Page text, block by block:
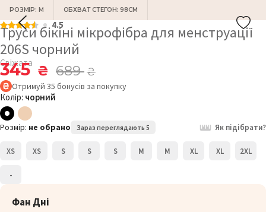
РОЗМІР: M ОБХВАТ СТЕГОН: 98СМ
4.5
Труси бікіні мікрофібра для менструації
206S чорний
Свіжата
345 ₴ 689₴
Отримуй 35 бонусів за покупку
Колір: чорний
Розмір: не обрано Зараз переглядають 5 Як підібрати?
XS XS S S S M M XL XL 2XL
-
Фан Дні